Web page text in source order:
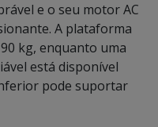
e o seu motor AC
A plataforma
kg, enquanto uma
está disponível
pode suportar